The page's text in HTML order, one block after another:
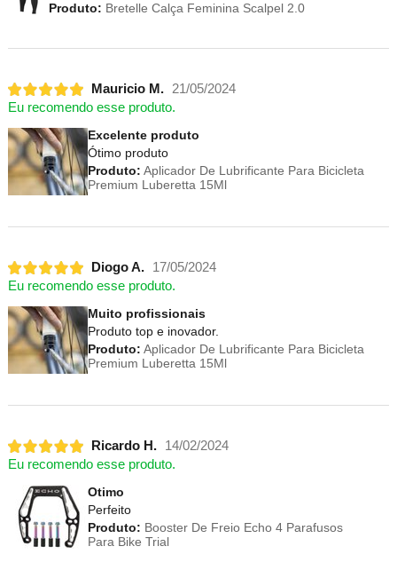
Produto: Bretelle Calça Feminina Scalpel 2.0
Mauricio M. 21/05/2024
Eu recomendo esse produto.
Excelente produto
Ótimo produto
Produto: Aplicador De Lubrificante Para Bicicleta
Premium Luberetta 15Ml
Diogo A.
17/05/2024
Eu recomendo esse produto.
Muito profissionais
Produto top e inovador.
Produto: Aplicador De Lubrificante Para Bicicleta
Premium Luberetta 15Ml
Ricardo H.
14/02/2024
Eu recomendo esse produto.
Otimo
Perfeito
Produto: Booster De Freio Echo 4 Parafusos
Para Bike Trial